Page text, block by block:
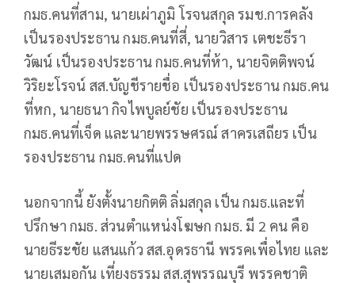
กมธ.คนที่สาม, นายเผ่าภูมิ โรจนสกุล รมช.การคลัง
เป็นรองประธาน กมธ.คนที่สี่, นายวิสาร เตชะธีรา
วัฒน์ เป็นรองประธาน กมธ.คนที่ห้า, นายจิตติพจน์
วิริยะโรจน์ สส.บัญชีรายชื่อ เป็นรองประธาน กมธ.คน
ที่หก, นายธนา กิจไพบูลย์ชัย เป็นรองประธาน
กมธ.คนที่เจ็ด และนายพรรษศรณ์ สาครเสถียร เป็น
รองประธาน กมธ.คนที่แปด
นอกจากนี้ ยังตั้งนายกิตติ ลิ่มสกุล เป็น กมธ.และที่
ปรึกษา กมธ. ส่วนตำแหน่งโฆษก กมธ. มี 2 คน คือ
นายธีระชัย แสนแก้ว สส.อุดรธานี พรรคเพื่อไทย และ
นายเสมอกัน เที่ยงธรรม สส.สุพรรณบุรี พรรคชาติ